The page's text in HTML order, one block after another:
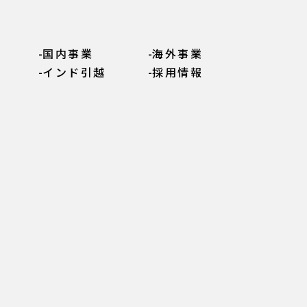
国内事業
海外事業
インド引越
採用情報